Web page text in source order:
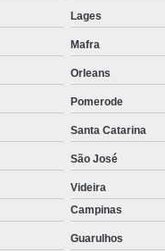
Lages
Mafra
Orleans
Pomerode
Santa Catarina
São José
Videira
Campinas
Guarulhos